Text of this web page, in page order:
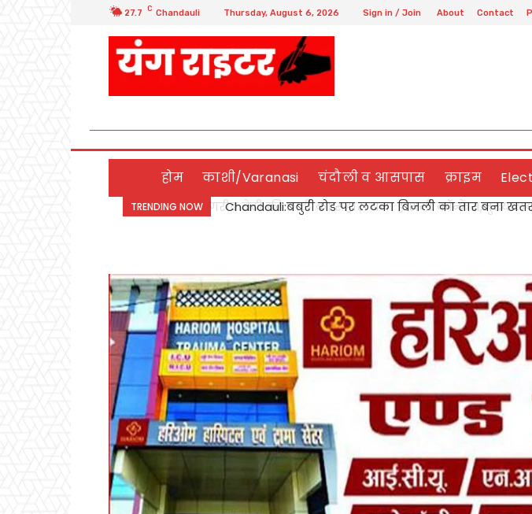
27.7 C Chandauli Thursday, August 6, 2026 Sign in / Join About Contact
होम काशी/Varanasi चंदौली व आसपास क्राइम
TRENDING NOW Chandauli:बबुरी रोड पर लटका बिजली का तार बना